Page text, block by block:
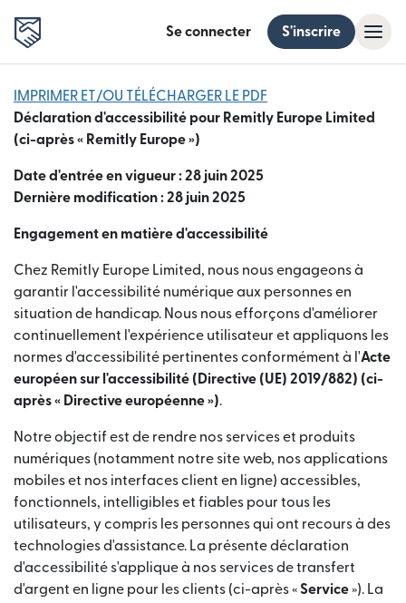
Se connecter S'inscrire
IMPRIMER ET/OU TÉLÉCHARGER LE PDF
Déclaration d'accessibilité pour Remitly Europe Limited
(ci-après « Remitly Europe »)
Date d'entrée en vigueur : 28 juin 2025
Dernière modification : 28 juin 2025
Engagement en matière d'accessibilité
Chez Remitly Europe Limited, nous nous engageons à
garantir l'accessibilité numérique aux personnes en
situation de handicap. Nous nous efforçons d'améliorer
continuellement l'expérience utilisateur et appliquons les
normes d'accessibilité pertinentes conformément à l'Acte
européen sur l'accessibilité (Directive (UE) 2019/882) (ci-
après « Directive européenne »).
Notre objectif est de rendre nos services et produits
numériques (notamment notre site web, nos applications
mobiles et nos interfaces client en ligne) accessibles,
fonctionnels, intelligibles et fiables pour tous les
utilisateurs, y compris les personnes qui ont recours à des
technologies d'assistance. La présente déclaration
d'accessibilité s'applique à nos services de transfert
d'argent en ligne pour les clients (ci-après « Service»). La